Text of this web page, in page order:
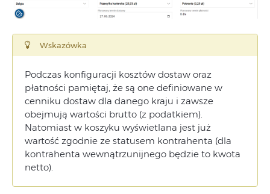
Wskazówka
Podczas konfiguracji kosztów dostaw oraz
płatności pamiętaj, że są one definiowane w
cenniku dostaw dla danego kraju i zawsze
obejmują wartości brutto (z podatkiem).
Natomiast w koszyku wyświetlana jest już
wartość zgodnie ze statusem kontrahenta (dla
kontrahenta wewnątrzunijnego będzie to kwota
netto).